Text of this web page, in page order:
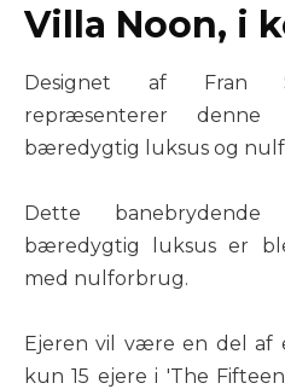
Villa Noon, i
Designet af Fran
repræsenterer
bæredygtig luksus og
Dette
bæredygtig luksus er
med nulforbrug.
Ejeren vil være en del af
kun 15 ejere i 'The